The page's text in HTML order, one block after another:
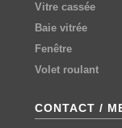
Vitre cassée
Baie vitrée
Fenêtre
Volet roulant
CONTACT /